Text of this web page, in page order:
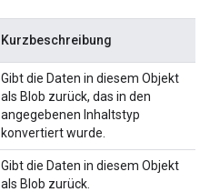
Kurzbeschreibung
Gibt die Daten in diesem Objekt
als Blob zurück, das in den
angegebenen Inhaltstyp
konvertiert wurde.
Gibt die Daten in diesem Objekt
als Blob zurück.